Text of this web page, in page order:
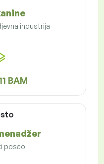
industrija
BAM
posao